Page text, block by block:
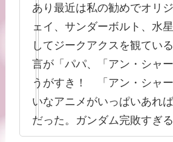
あり最近は私の勧めでオリ
ェイ、サンダーボルト、水
してジークアクスを観てい
言が「パパ、「アン・シャ
うがすき！ 「アン・シャ
いなアニメがいっぱいあれば
だった。ガンダム完敗すぎる